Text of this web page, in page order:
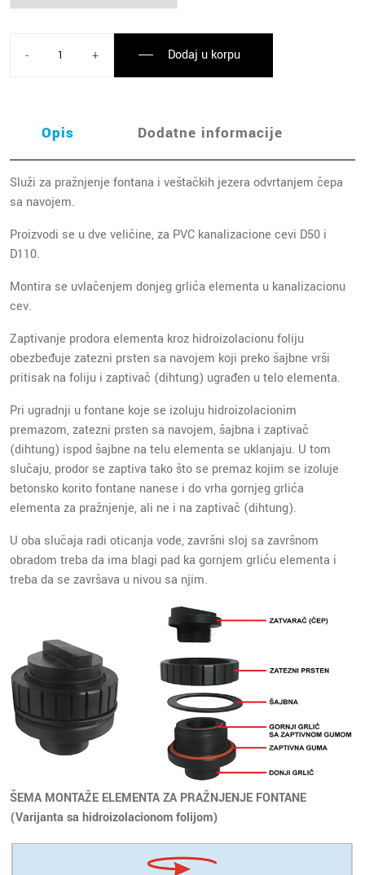
- + Dodaj u korpu
Opis Dodatne informacije
Služi za pražnjenje fontana i veštačkih jezera odvrtanjem čepa
sa navojem.
Proizvodi se u dve veličine, za PVC kanalizacione cevi D50 i
D110.
Montira se uvlačenjem donjeg grlića elementa u kanalizacionu
cev.
Zaptivanje prodora elementa kroz hidroizolacionu foliju
obezbeđuje zatezni prsten sa navojem koji preko šajbne vrši
pritisak na foliju i zaptivač (dihtung) ugrađen u telo elementa.
Pri ugradnji u fontane koje se izoluju hidroizolacionim
premazom, zatezni prsten sa navojem, šajbna i zaptivač
(dihtung) ispod šajbne na telu elementa se uklanjaju. U tom
slučaju, prodor se zaptiva tako što se premaz kojim se izoluje
betonsko korito fontane nanese i do vrha gornjeg grlića
elementa za pražnjenje, ali ne i na zaptivač (dihtung).
U oba slučaja radi oticanja vode, završni sloj sa završnom
obradom treba da ima blagi pad ka gornjem grliću elementa i
treba da se završava u nivou sa njim.
ŠEMA MONTAŽE ELEMENTA ZA PRAŽNJENJE FONTANE
(Varijanta sa hidroizolacionom folijom)